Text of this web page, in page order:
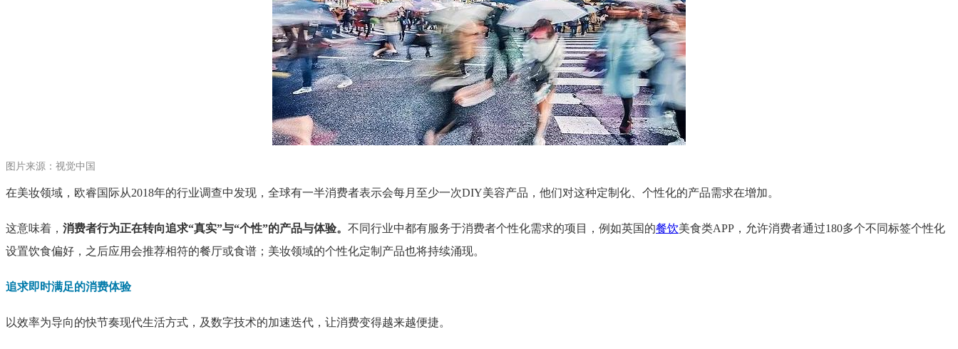
图片来源：视觉中国
在美妆领域，欧睿国际从2018年的行业调查中发现，全球有一半消费者表示会每月至少一次DIY美容产品，他们对这种定制化、个性化的产品需求在增加。
这意味着， 消费者行为正在转向追求“真实”与“个性”的产品与体验。 不同行业中都有服务于消费者个性化需求的项目，例如英国的餐饮美食类APP，允许消费者通过180多个不同标签个性化
设置饮食偏好，之后应用会推荐相符的餐厅或食谱；美妆领域的个性化定制产品也将持续涌现。
追求即时满足的消费体验
以效率为导向的快节奏现代生活方式，及数字技术的加速迭代，让消费变得越来越便捷。